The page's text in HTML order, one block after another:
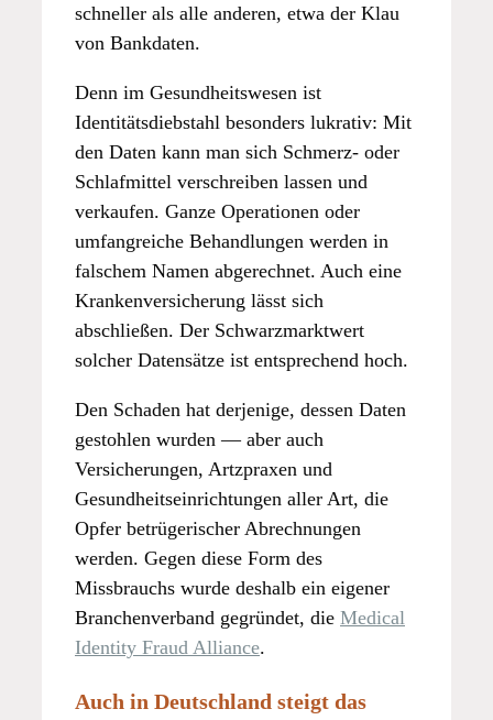
schneller als alle anderen, etwa der Klau
von Bankdaten.
Denn im Gesundheitswesen ist
Identitätsdiebstahl besonders lukrativ: Mit
den Daten kann man sich Schmerz- oder
Schlafmittel verschreiben lassen und
verkaufen. Ganze Operationen oder
umfangreiche Behandlungen werden in
falschem Namen abgerechnet. Auch eine
Krankenversicherung lässt sich
abschließen. Der Schwarzmarktwert
solcher Datensätze ist entsprechend hoch.
Den Schaden hat derjenige, dessen Daten
gestohlen wurden — aber auch
Versicherungen, Artzpraxen und
Gesundheitseinrichtungen aller Art, die
Opfer betrügerischer Abrechnungen
werden. Gegen diese Form des
Missbrauchs wurde deshalb ein eigener
Branchenverband gegründet, die Medical
Identity Fraud Alliance.
Auch in Deutschland steigt das